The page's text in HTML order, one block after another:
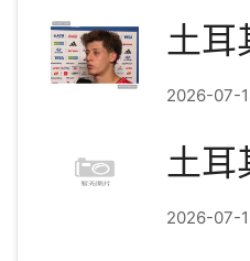
土耳
2026-07-
土耳
2026-07-